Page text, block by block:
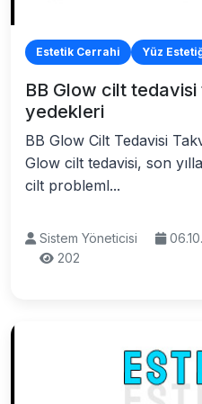
Estetik Cerrahi Yüz
BB Glow cilt
yedekleri
BB Glow Cilt Tedavisi
Glow cilt tedavisi, son
cilt probleml...
Sistem Yöneticisi
202